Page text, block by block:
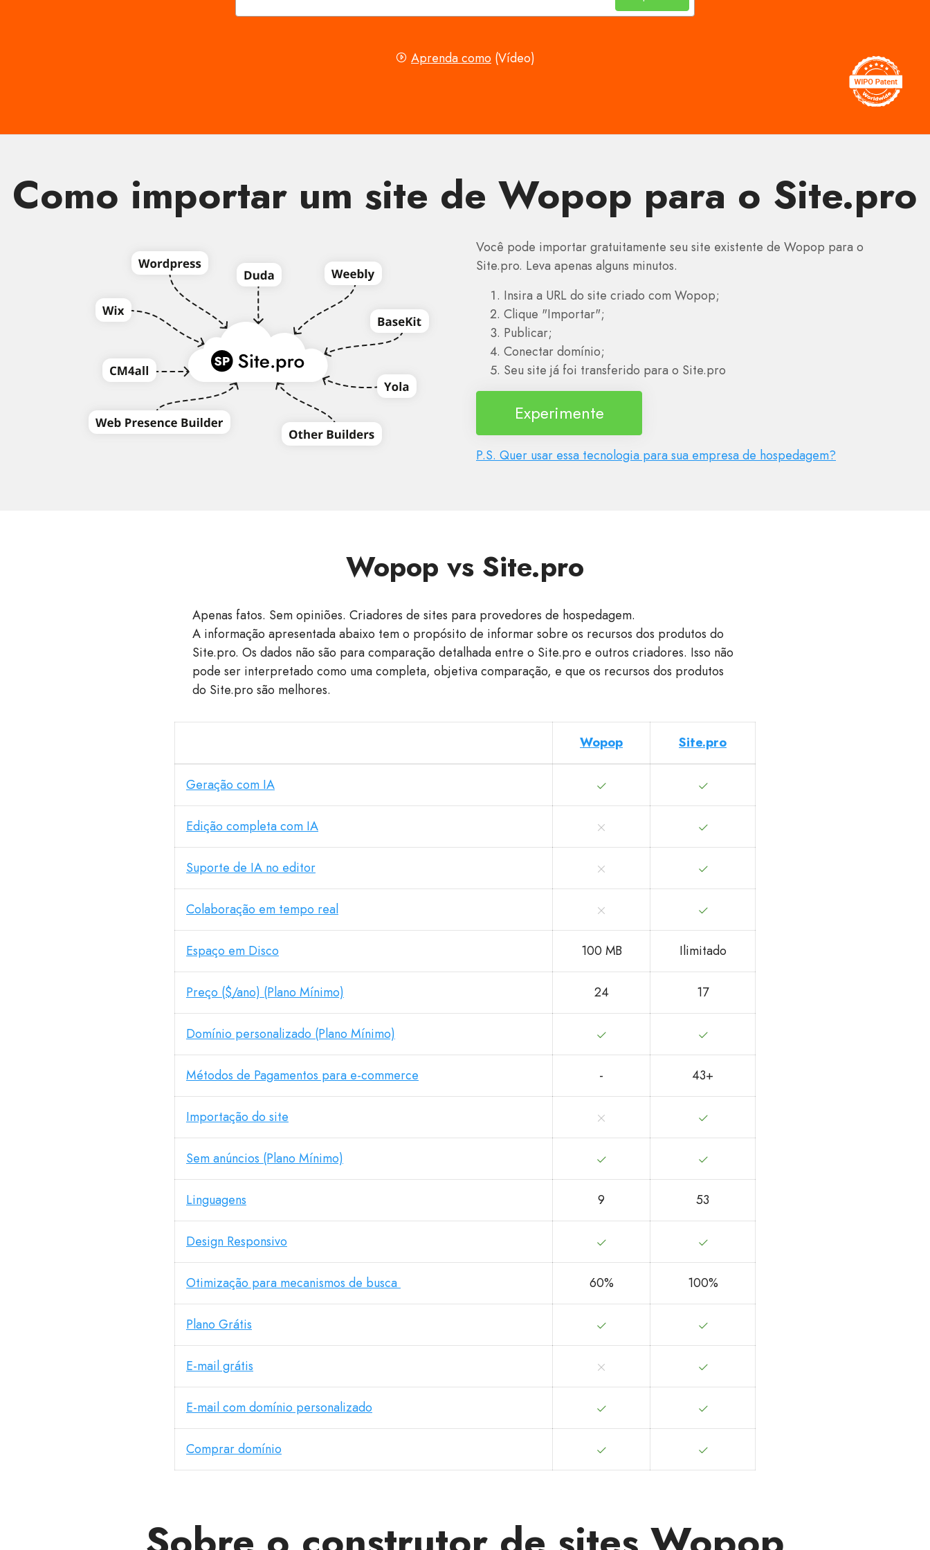
Aprenda como (Vídeo)
Como importar um site de Wopop para o Site.pro
Você pode importar gratuitamente seu site existente de Wopop para o
Site.pro. Leva apenas alguns minutos.
Insira a URL do site criado com Wopop;
Clique "Importar";
Publicar;
Conectar domínio;
Seu site já foi transferido para o Site.pro
Experimente
P.S. Quer usar essa tecnologia para sua empresa de hospedagem?
Wopop vs Site.pro
Apenas fatos. Sem opiniões. Criadores de sites para provedores de hospedagem.
A informação apresentada abaixo tem o propósito de informar sobre os recursos dos produtos do
Site.pro. Os dados não são para comparação detalhada entre o Site.pro e outros criadores. Isso não
pode ser interpretado como uma completa, objetiva comparação, e que os recursos dos produtos
do Site.pro são melhores.
Wopop Site.pro
Geração com IA
Edição completa com IA
Suporte de IA no editor
Colaboração em tempo real
Espaço em Disco 100 MB Ilimitado
Preço ($/ano) (Plano Mínimo) 24 17
Domínio personalizado (Plano Mínimo)
Métodos de Pagamentos para e-commerce - 43+
Importação do site
Sem anúncios (Plano Mínimo)
Linguagens 9 53
Design Responsivo
Otimização para mecanismos de busca 60% 100%
Plano Grátis
E-mail grátis
E-mail com domínio personalizado
Comprar domínio